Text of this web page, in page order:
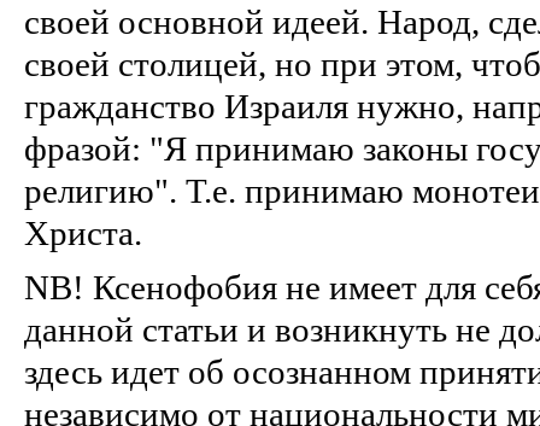
своей основной идеей. Народ,
своей столицей, но при этом,
гражданство Израиля нужно,
фразой: "Я принимаю законы
религию". Т.е. принимаю
Христа.
NB! Ксенофобия не имеет для
данной статьи и возникнуть не
здесь идет об осознанном
независимо от национальности